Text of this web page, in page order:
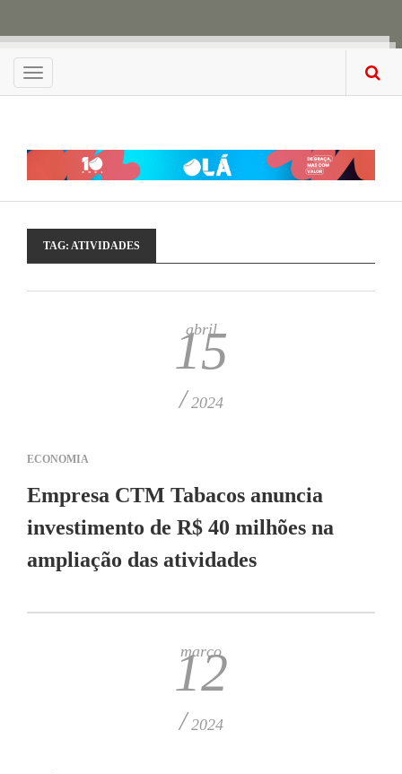
Menu
TAG: ATIVIDADES
abril
15
/ 2024
ECONOMIA
Empresa CTM Tabacos anuncia
investimento de R$ 40 milhões na
ampliação das atividades
março
12
/ 2024